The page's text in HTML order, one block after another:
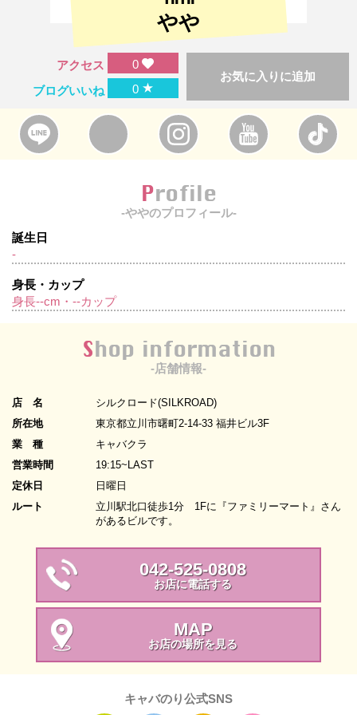
やや
アクセス
0
ブログいいね
0 ★
お気に入りに追加
Profile
-ややのプロフィール-
誕生日
-
身長・カップ
身長--cm・--カップ
Shop information
-店舗情報-
店 名
シルクロード(SILKROAD)
所在地
東京都立川市曙町2-14-33 福井ビル3F
業 種
キャバクラ
営業時間
19:15~LAST
定休日
日曜日
ルート
立川駅北口徒歩1分 1Fに『ファミリーマート』さん
があるビルです。
042-525-0808
お店に電話する
MAP
お店の場所を見る
キャバのり公式SNS